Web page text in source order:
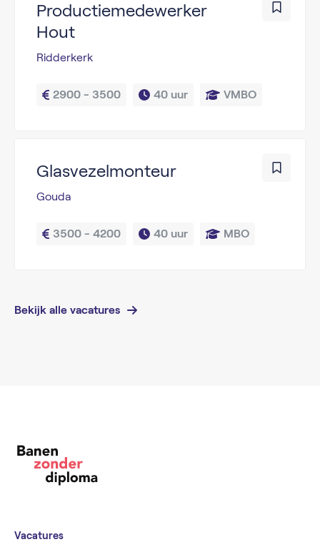
Productiemedewerker
Hout
Ridderkerk
2900 - 3500 40 uur VMBO
Glasvezelmonteur
Gouda
3500 - 4200 40 uur MBO
Bekijk alle vacatures
Vacatures